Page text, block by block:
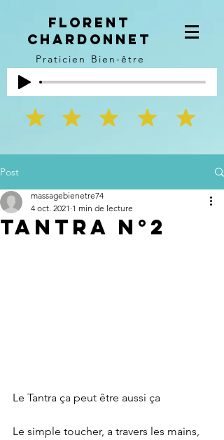
Florent
Chardonnet
Praticien Bien-être
Post
Tantra n°2
massagebienetre74
4 oct. 2021 1 min de lecture
Le Tantra ça peut être aussi ça
Le simple toucher, a travers les mains,